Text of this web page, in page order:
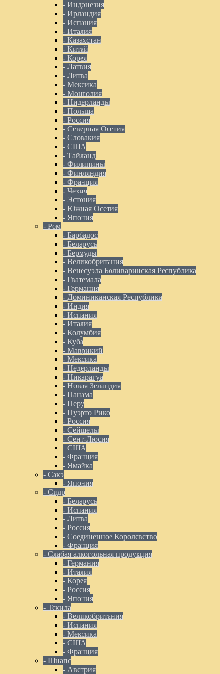
- Индонезия
- Ирландия
- Испания
- Италия
- Казахстан
- Китай
- Корея
- Латвия
- Литва
- Мексика
- Монголия
- Нидерланды
- Польша
- Россия
- Северная Осетия
- Словакия
- США
- Тайланд
- Филипины
- Финляндия
- Франция
- Чехия
- Эстония
- Южная Осетия
- Япония
- Ром
- Барбадос
- Беларусь
- Бермуды
- Великобритания
- Венесуэла Боливаринская Республика
- Гватемала
- Германия
- Доминиканская Республика
- Индия
- Испания
- Италия
- Колумбия
- Куба
- Маврикий
- Мексика
- Недерланды
- Никарагуа
- Новая Зеландия
- Панама
- Перу
- Пуэрто Рико
- Россия
- Сейшелы
- Сент-Люсия
- США
- Франция
- Ямайка
- Сакэ
- Япония
- Сидр
- Беларусь
- Испания
- Литва
- Россия
- Соединенное Королевство
- Франция
- Слабая алкогольная продукция
- Германия
- Италия
- Корея
- Россия
- Япония
- Текила
- Великобритания
- Испания
- Мексика
- США
- Франция
- Шнапс
- Австрия